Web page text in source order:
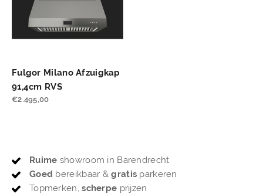
Fulgor Milano Afzuigkap
91,4cm RVS
€2.495,00
Ruime showroom in Barendrecht
Goed bereikbaar &gratis parkeren
Topmerken,scherpe prijzen